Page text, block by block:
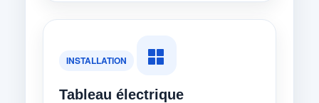
INSTALLATION
Tableau électrique